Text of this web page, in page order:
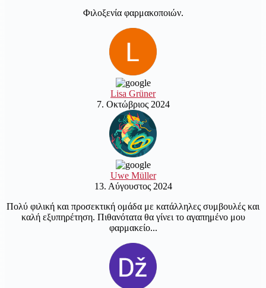
Φιλοξενία φαρμακοποιών.
Lisa Grüner
7. Οκτώβριος 2024
Uwe Müller
13. Αύγουστος 2024
Πολύ φιλική και προσεκτική ομάδα με κατάλληλες συμβουλές και
καλή εξυπηρέτηση. Πιθανότατα θα γίνει το αγαπημένο μου
φαρμακείο...